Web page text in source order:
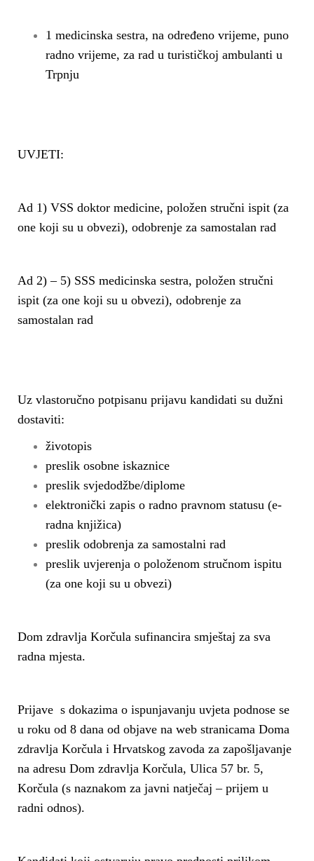
1 medicinska sestra, na određeno vrijeme, puno
radno vrijeme, za rad u turističkoj ambulanti u
Trpnju
UVJETI:
Ad 1) VSS doktor medicine, položen stručni ispit (za
one koji su u obvezi), odobrenje za samostalan rad
Ad 2) – 5) SSS medicinska sestra, položen stručni
ispit (za one koji su u obvezi), odobrenje za
samostalan rad
Uz vlastoručno potpisanu prijavu kandidati su dužni
dostaviti:
životopis
preslik osobne iskaznice
preslik svjedodžbe/diplome
elektronički zapis o radno pravnom statusu (e-
radna knjižica)
preslik odobrenja za samostalni rad
preslik uvjerenja o položenom stručnom ispitu
(za one koji su u obvezi)
Dom zdravlja Korčula sufinancira smještaj za sva
radna mjesta.
Prijave s dokazima o ispunjavanju uvjeta podnose se
u roku od 8 dana od objave na web stranicama Doma
zdravlja Korčula i Hrvatskog zavoda za zapošljavanje
na adresu Dom zdravlja Korčula, Ulica 57 br. 5,
Korčula (s naznakom za javni natječaj – prijem u
radni odnos).